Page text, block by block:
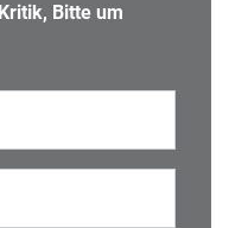
Bitte um